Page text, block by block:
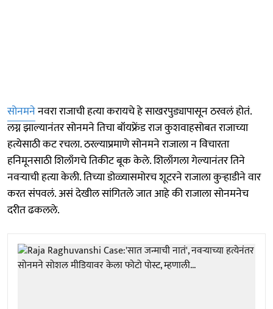
सोनमनेनवरा राजाची हत्या करायचे हे साखरपुड्यापासून ठरवलं होतं.
लग्न झाल्यानंतर सोनमने तिचा बॉयफ्रेंड राज कुशवाहसोबत राजाच्या
हत्येसाठी कट रचला. ठरल्याप्रमाणे सोनमने राजाला न विचारता
हनिमूनसाठी शिलाँगचे तिकीट बूक केले. शिलाँगला गेल्यानंतर तिने
नवऱ्याची हत्या केली. तिच्या डोळ्यासमोरच शूटरने राजाला कुऱ्हाडीने वार
करत संपवलं. असं देखील सांगितले जात आहे की राजाला सोनमनेच
दरीत ढकलले.